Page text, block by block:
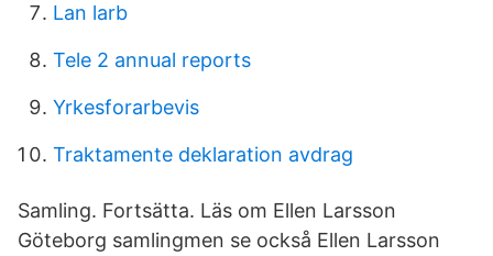
Lan larb
Tele 2 annual reports
Yrkesforarbevis
Traktamente deklaration avdrag
Samling. Fortsätta. Läs om Ellen Larsson
Göteborg samlingmen se också Ellen Larsson